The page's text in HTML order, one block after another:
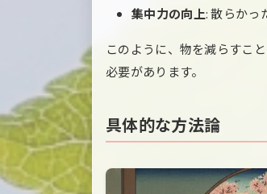
集中力の向上: 散らかっ
このように、物を減らすこ
必要があります。
具体的な方法論